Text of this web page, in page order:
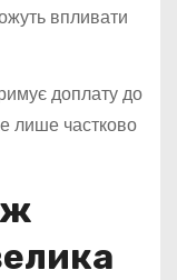
впливати
доплату до
лише частково